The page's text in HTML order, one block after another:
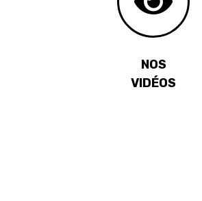
NOS
VIDÉOS